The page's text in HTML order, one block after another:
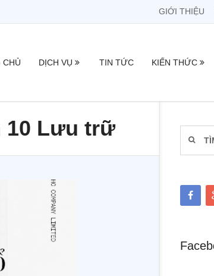
GIỚI THIỆU
CHỦ DỊCH VỤ TIN TỨC KIẾN THỨC
10 Lưu trữ